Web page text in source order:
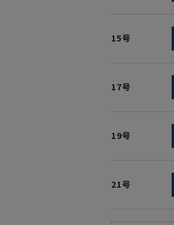
15号
17号
19号
21号